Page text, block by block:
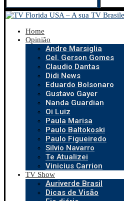
Home
Opinião
Andre Marsiglia
Cel. Gerson Gomes
Claudio Dantas
Didi News
Eduardo Bolsonaro
Gustavo Gayer
Nanda Guardian
Oi Luiz
Paula Marisa
Paulo Baltokoski
Paulo Figueiredo
Silvio Navarro
Te Atualizei
Vinicius Carrion
TV Show
Auriverde Brasil
Dicas de Visão